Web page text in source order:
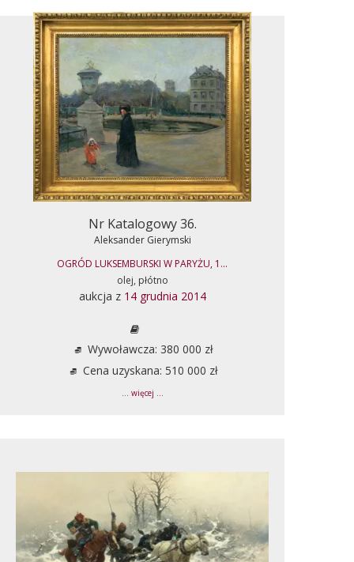
Nr Katalogowy 36.
Aleksander Gierymski
OGRÓD LUKSEMBURSKI W PARYŻU, 1...
olej, płótno
aukcja z 14 grudnia 2014
Wywoławcza: 380 000 zł
Cena uzyskana: 510 000 zł
... więcej ...